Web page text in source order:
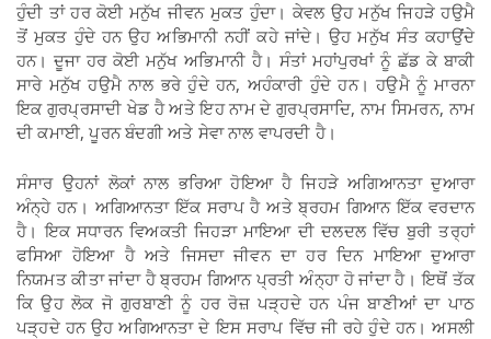
ਹੁੰਦੀ ਤਾਂ ਹਰ ਕੋਈ ਮਨੁੱਖ ਜੀਵਨ ਮੁਕਤ ਹੁੰਦਾ। ਕੇਵਲ ਉਹ ਮਨੁੱਖ ਜਿਹੜੇ ਹਉਮੈ
ਤੋਂ ਮੁਕਤ ਹੁੰਦੇ ਹਨ ਉਹ ਅਭਿਮਾਨੀ ਨਹੀਂ ਕਹੇ ਜਾਂਦੇ। ਉਹ ਮਨੁੱਖ ਸੰਤ ਕਹਾਉਂਦੇ
ਹਨ। ਦੂਜਾ ਹਰ ਕੋਈ ਮਨੁੱਖ ਅਭਿਮਾਨੀ ਹੈ। ਸੰਤਾਂ ਮਹਾਂਪੁਰਖਾਂ ਨੂੰ ਛੱਡ ਕੇ ਬਾਕੀ
ਸਾਰੇ ਮਨੁੱਖ ਹਉਮੈ ਨਾਲ ਭਰੇ ਹੁੰਦੇ ਹਨ, ਅਹੰਕਾਰੀ ਹੁੰਦੇ ਹਨ। ਹਉਮੈ ਨੂੰ ਮਾਰਨਾ
ਇਕ ਗੁਰਪ੍ਰਸਾਦੀ ਖੇਡ ਹੈ ਅਤੇ ਇਹ ਨਾਮ ਦੇ ਗੁਰਪ੍ਰਸਾਦਿ, ਨਾਮ ਸਿਮਰਨ, ਨਾਮ
ਦੀ ਕਮਾਈ, ਪੂਰਨ ਬੰਦਗੀ ਅਤੇ ਸੇਵਾ ਨਾਲ ਵਾਪਰਦੀ ਹੈ।
ਸੰਸਾਰ ਉਹਨਾਂ ਲੋਕਾਂ ਨਾਲ ਭਰਿਆ ਹੋਇਆ ਹੈ ਜਿਹੜੇ ਅਗਿਆਨਤਾ ਦੁਆਰਾ
ਅੰਨ੍ਹੇ ਹਨ। ਅਗਿਆਨਤਾ ਇੱਕ ਸਰਾਪ ਹੈ ਅਤੇ ਬ੍ਰਹਮ ਗਿਆਨ ਇੱਕ ਵਰਦਾਨ
ਹੈ। ਇਕ ਸਧਾਰਨ ਵਿਅਕਤੀ ਜਿਹੜਾ ਮਾਇਆ ਦੀ ਦਲਦਲ ਵਿੱਚ ਬੁਰੀ ਤਰ੍ਹਾਂ
ਫਸਿਆ ਹੋਇਆ ਹੈ ਅਤੇ ਜਿਸਦਾ ਜੀਵਨ ਦਾ ਹਰ ਦਿਨ ਮਾਇਆ ਦੁਆਰਾ
ਨਿਯਮਤ ਕੀਤਾ ਜਾਂਦਾ ਹੈ ਬ੍ਰਹਮ ਗਿਆਨ ਪ੍ਰਤੀ ਅੰਨ੍ਹਾ ਹੋ ਜਾਂਦਾ ਹੈ। ਇਥੋਂ ਤੱਕ
ਕਿ ਉਹ ਲੋਕ ਜੋ ਗੁਰਬਾਣੀ ਨੂੰ ਹਰ ਰੋਜ਼ ਪੜ੍ਹਦੇ ਹਨ ਪੰਜ ਬਾਣੀਆਂ ਦਾ ਪਾਠ
ਪੜ੍ਹਦੇ ਹਨ ਉਹ ਅਗਿਆਨਤਾ ਦੇ ਇਸ ਸਰਾਪ ਵਿੱਚ ਜੀ ਰਹੇ ਹੁੰਦੇ ਹਨ। ਅਸਲੀ